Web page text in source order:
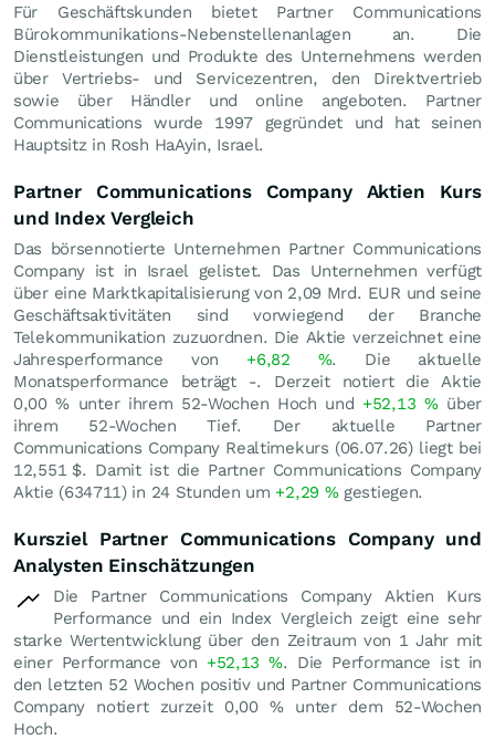
Für Geschäftskunden bietet Partner Communications
Bürokommunikations-Nebenstellenanlagen an. Die
Dienstleistungen und Produkte des Unternehmens werden
über Vertriebs- und Servicezentren, den Direktvertrieb
sowie über Händler und online angeboten. Partner
Communications wurde 1997 gegründet und hat seinen
Hauptsitz in Rosh HaAyin, Israel.
Partner Communications Company Aktien Kurs
und Index Vergleich
Das börsennotierte Unternehmen Partner Communications
Company ist in Israel gelistet. Das Unternehmen verfügt
über eine Marktkapitalisierung von 2,09 Mrd. EUR und seine
Geschäftsaktivitäten sind vorwiegend der Branche
Telekommunikation zuzuordnen. Die Aktie verzeichnet eine
Jahresperformance von +6,82 %. Die aktuelle
Monatsperformance beträgt -. Derzeit notiert die Aktie
0,00% unter ihrem 52-Wochen Hoch und +52,13 %über
ihrem 52-Wochen Tief. Der aktuelle Partner
Communications Company Realtimekurs (06.07.26) liegt bei
12,551 $. Damit ist die Partner Communications Company
Aktie (634711) in 24 Stunden um +2,29 %gestiegen.
Kursziel Partner Communications Company und
Analysten Einschätzungen
Die Partner Communications Company Aktien Kurs
Performance und ein Index Vergleich zeigt eine sehr
starke Wertentwicklung über den Zeitraum von 1 Jahr mit
einer Performance von +52,13%. Die Performance ist in
den letzten 52 Wochen positiv und Partner Communications
Company notiert zurzeit 0,00%unter dem 52-Wochen
Hoch.